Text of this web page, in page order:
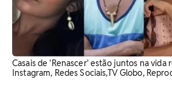
Casais de 'Renascer' estão juntos na vida
Instagram, Redes Sociais,TV Globo,